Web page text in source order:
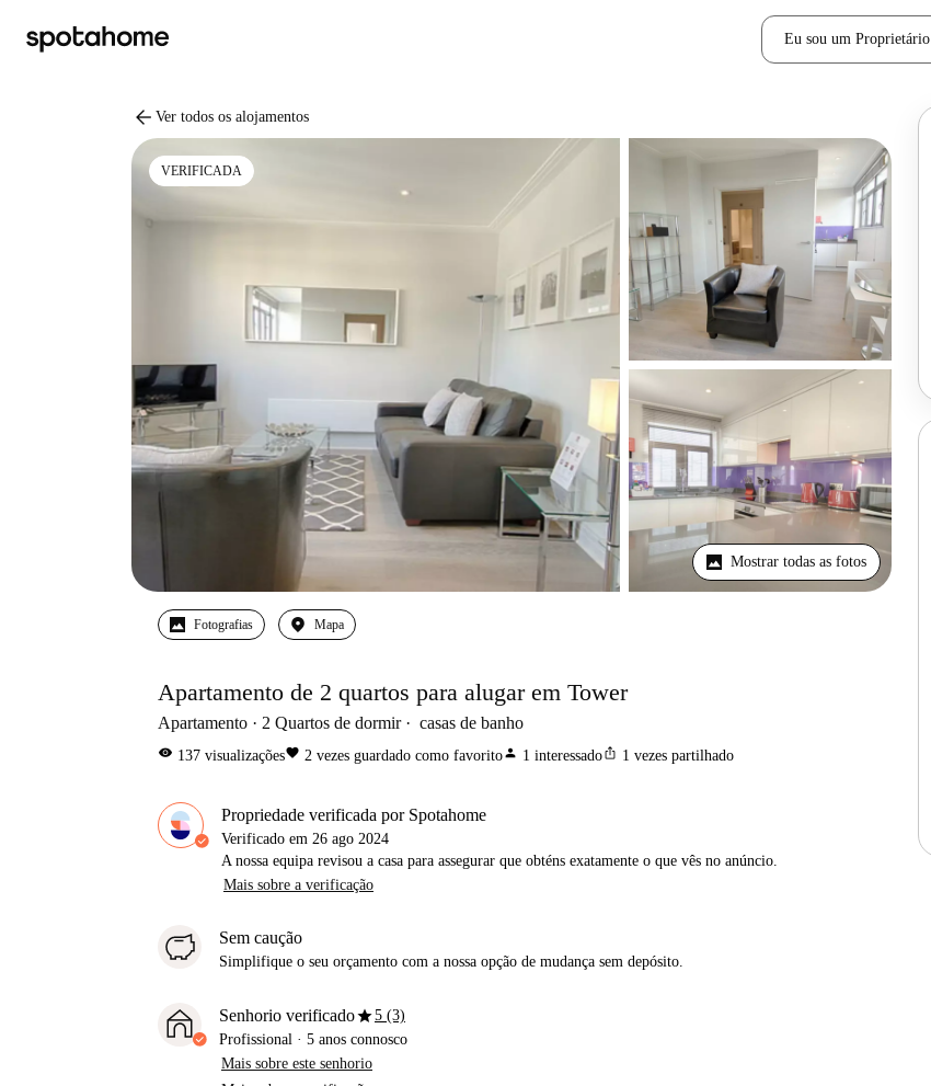
Eu sou um Proprietário
arrow_back Ver todos os alojamentos
VERIFICADA
Mostrar todas as fotos
Fotografias Mapa
Apartamento de 2 quartos para alugar em Tower
Apartamento 2 Quartos de dormir casas de banho
visibility 137 visualizaçõesfavorite 2 vezes guardado como favoritoperson 1 interessadoios_share 1 vezes partilhado
Propriedade verificada por Spotahome
Verificado em 26 ago 2024
A nossa equipa revisou a casa para assegurar que obténs exatamente o que vês no anúncio.
Mais sobre a verificação
Sem caução
Simplifique o seu orçamento com a nossa opção de mudança sem depósito.
Senhorio verificadostar5 (3)
Profissional · 5 anos connosco
Mais sobre este senhorio